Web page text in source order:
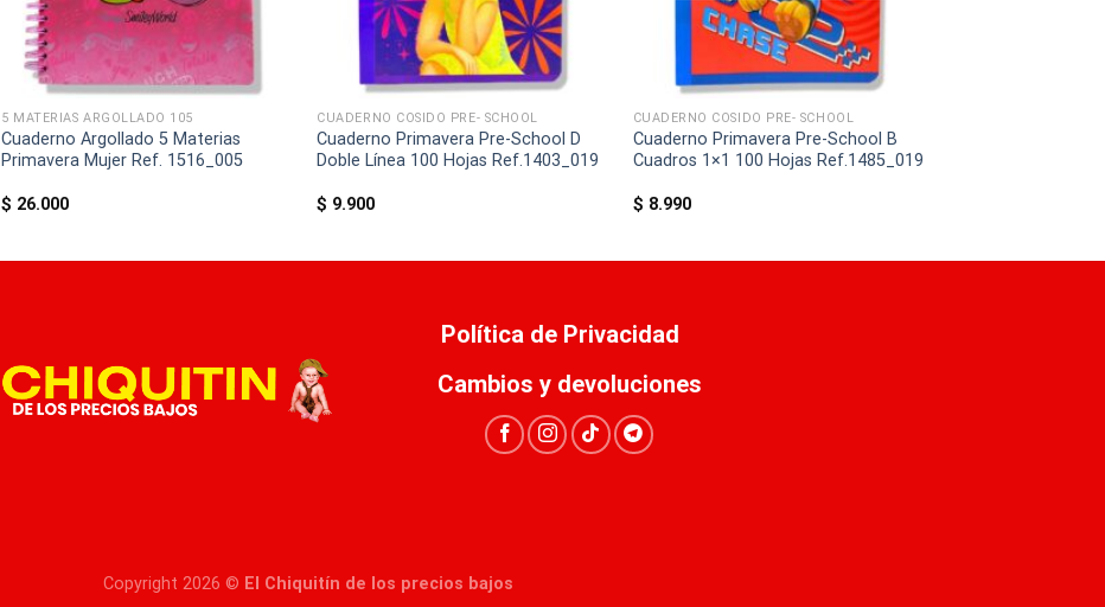
5 MATERIAS ARGOLLADO 105
Cuaderno Argollado 5 Materias
Primavera Mujer Ref. 1516_005
$ 26.000
CUADERNO COSIDO PRE- SCHOOL
Cuaderno Primavera Pre-School D
Doble Línea 100 Hojas Ref.1403_019
$ 9.900
CUADERNO COSIDO PRE- SCHOOL
Cuaderno Primavera Pre-School B
Cuadros 1×1 100 Hojas Ref.1485_019
$ 8.990
Política de Privacidad
Cambios y devoluciones
Copyright 2026 © El Chiquitín de los precios bajos